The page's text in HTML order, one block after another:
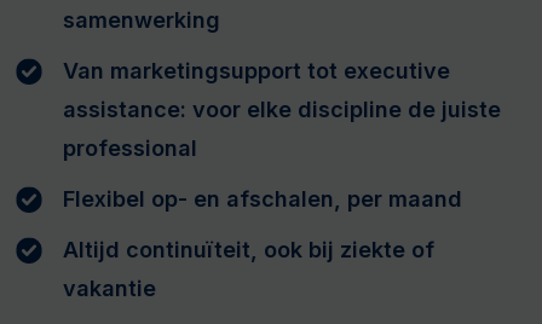
samenwerking
Van marketingsupport tot executive
assistance: voor elke discipline de juiste
professional
Flexibel op- en afschalen, per maand
Altijd continuïteit, ook bij ziekte of
vakantie